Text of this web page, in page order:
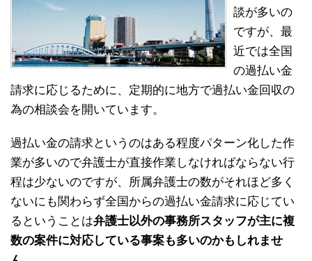
談が多いの
ですが、最
近では全国
の過払い金
請求に応じるために、定期的に地方で過払い金回収の
為の相談会を開いています。
過払い金の請求というのはある程度パターン化した作
業が多いので弁護士が直接作業しなければならない行
程は少ないのですが、所属弁護士の数がそれほど多く
ないにも関わらず全国からの過払い金請求に応じてい
るということは弁護士以外の事務所スタッフが主に複
数の案件に対応している事案も多いのかもしれませ